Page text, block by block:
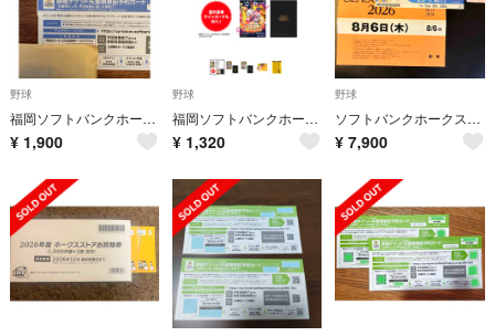
野球
福岡ソフトバンクホークス 観戦チケット2枚 先着順事前予約 公式戦
¥ 1,900
野球
福岡ソフトバンクホークス タカコレ 2026シーズン vol.2
¥ 1,320
野球
ソフトバンクホークス 観戦チケット&駐車券
¥ 7,900